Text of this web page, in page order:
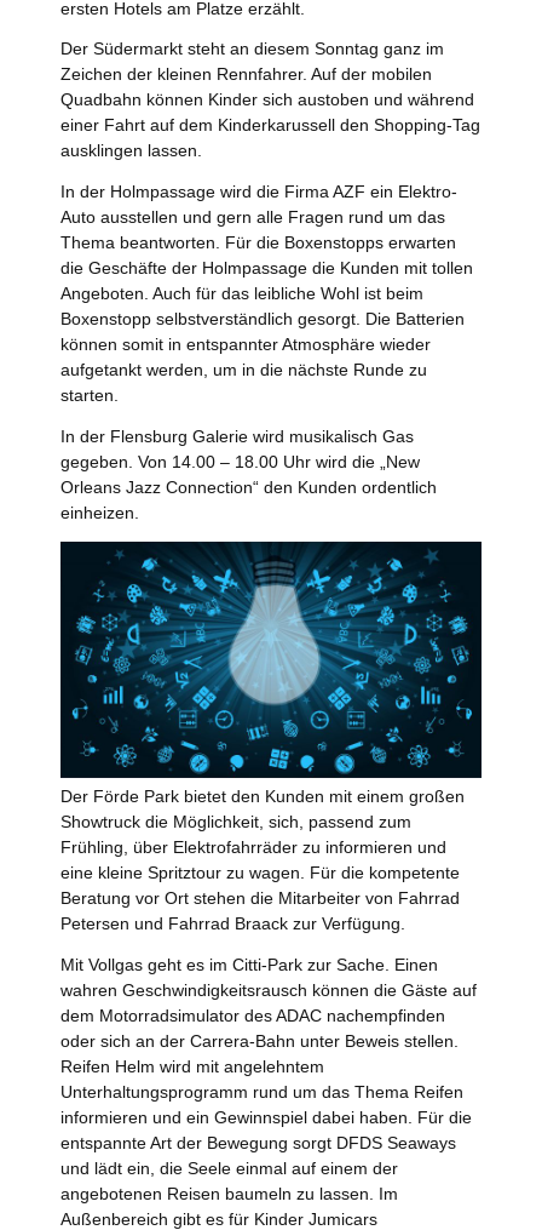
ersten Hotels am Platze erzählt.
Der Südermarkt steht an diesem Sonntag ganz im
Zeichen der kleinen Rennfahrer. Auf der mobilen
Quadbahn können Kinder sich austoben und während
einer Fahrt auf dem Kinderkarussell den Shopping-Tag
ausklingen lassen.
In der Holmpassage wird die Firma AZF ein Elektro-
Auto ausstellen und gern alle Fragen rund um das
Thema beantworten. Für die Boxenstopps erwarten
die Geschäfte der Holmpassage die Kunden mit tollen
Angeboten. Auch für das leibliche Wohl ist beim
Boxenstopp selbstverständlich gesorgt. Die Batterien
können somit in entspannter Atmosphäre wieder
aufgetankt werden, um in die nächste Runde zu
starten.
In der Flensburg Galerie wird musikalisch Gas
gegeben. Von 14.00 – 18.00 Uhr wird die „New
Orleans Jazz Connection“ den Kunden ordentlich
einheizen.
Der Förde Park bietet den Kunden mit einem großen
Showtruck die Möglichkeit, sich, passend zum
Frühling, über Elektrofahrräder zu informieren und
eine kleine Spritztour zu wagen. Für die kompetente
Beratung vor Ort stehen die Mitarbeiter von Fahrrad
Petersen und Fahrrad Braack zur Verfügung.
Mit Vollgas geht es im Citti-Park zur Sache. Einen
wahren Geschwindigkeitsrausch können die Gäste auf
dem Motorradsimulator des ADAC nachempfinden
oder sich an der Carrera-Bahn unter Beweis stellen.
Reifen Helm wird mit angelehntem
Unterhaltungsprogramm rund um das Thema Reifen
informieren und ein Gewinnspiel dabei haben. Für die
entspannte Art der Bewegung sorgt DFDS Seaways
und lädt ein, die Seele einmal auf einem der
angebotenen Reisen baumeln zu lassen. Im
Außenbereich gibt es für Kinder Jumicars